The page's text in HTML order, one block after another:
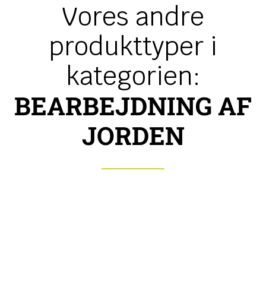
Vores andre
produkttyper i
kategorien:
BEARBEJDNING AF
JORDEN